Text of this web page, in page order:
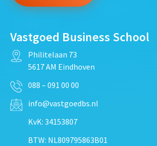
Vastgoed Business School
Philitelaan 73
5617 AM Eindhoven
088 – 091 00 00
info@vastgoedbs.nl
KvK: 34153807
BTW: NL809795863B01